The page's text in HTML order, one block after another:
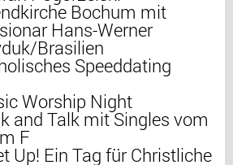
Bochum mit
Hans-Werner
Brasilien
Speeddating
Worship Night
and Talk mit Singles vom
F
Up! Ein Tag für Christliche